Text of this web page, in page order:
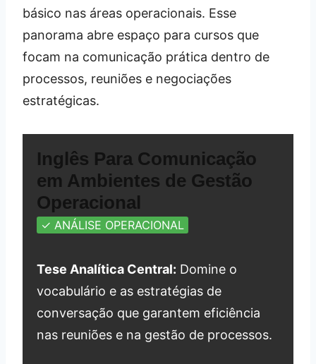
básico nas áreas operacionais. Esse
panorama abre espaço para cursos que
focam na comunicação prática dentro de
processos, reuniões e negociações
estratégicas.
Inglês Para Comunicação
em Ambientes de Gestão
Operacional
✓ ANÁLISE OPERACIONAL
Tese Analítica Central: Domine o
vocabulário e as estratégias de
conversação que garantem eficiência
nas reuniões e na gestão de processos.